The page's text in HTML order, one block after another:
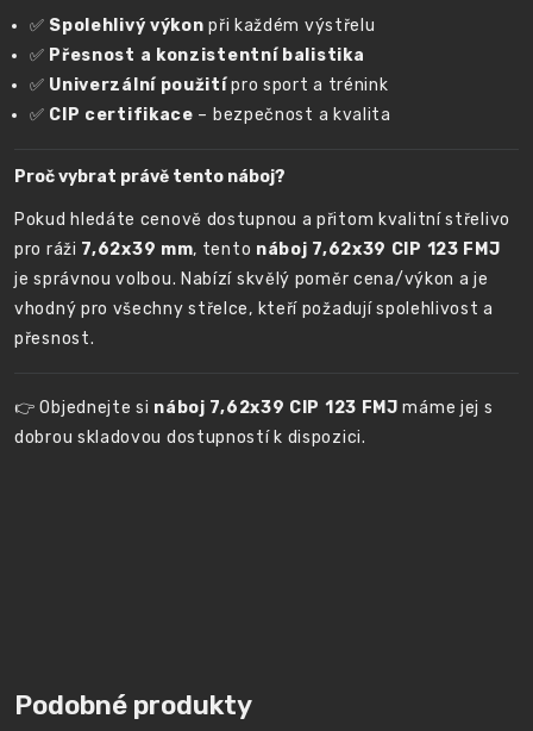
✅ Spolehlivý výkon při každém výstřelu
✅ Přesnost a konzistentní balistika
✅ Univerzální použitípro sport a trénink
✅ CIP certifikace – bezpečnost a kvalita
Proč vybrat právě tento náboj?
Pokud hledáte cenově dostupnou a přitom kvalitní střelivo
pro ráži 7,62x39 mm, tento náboj 7,62x39 CIP 123 FMJ
je správnou volbou. Nabízí skvělý poměr cena/výkon a je
vhodný pro všechny střelce, kteří požadují spolehlivost a
přesnost.
👉 Objednejte si náboj 7,62x39 CIP 123 FMJ máme jej s
dobrou skladovou dostupností k dispozici.
Podobné produkty